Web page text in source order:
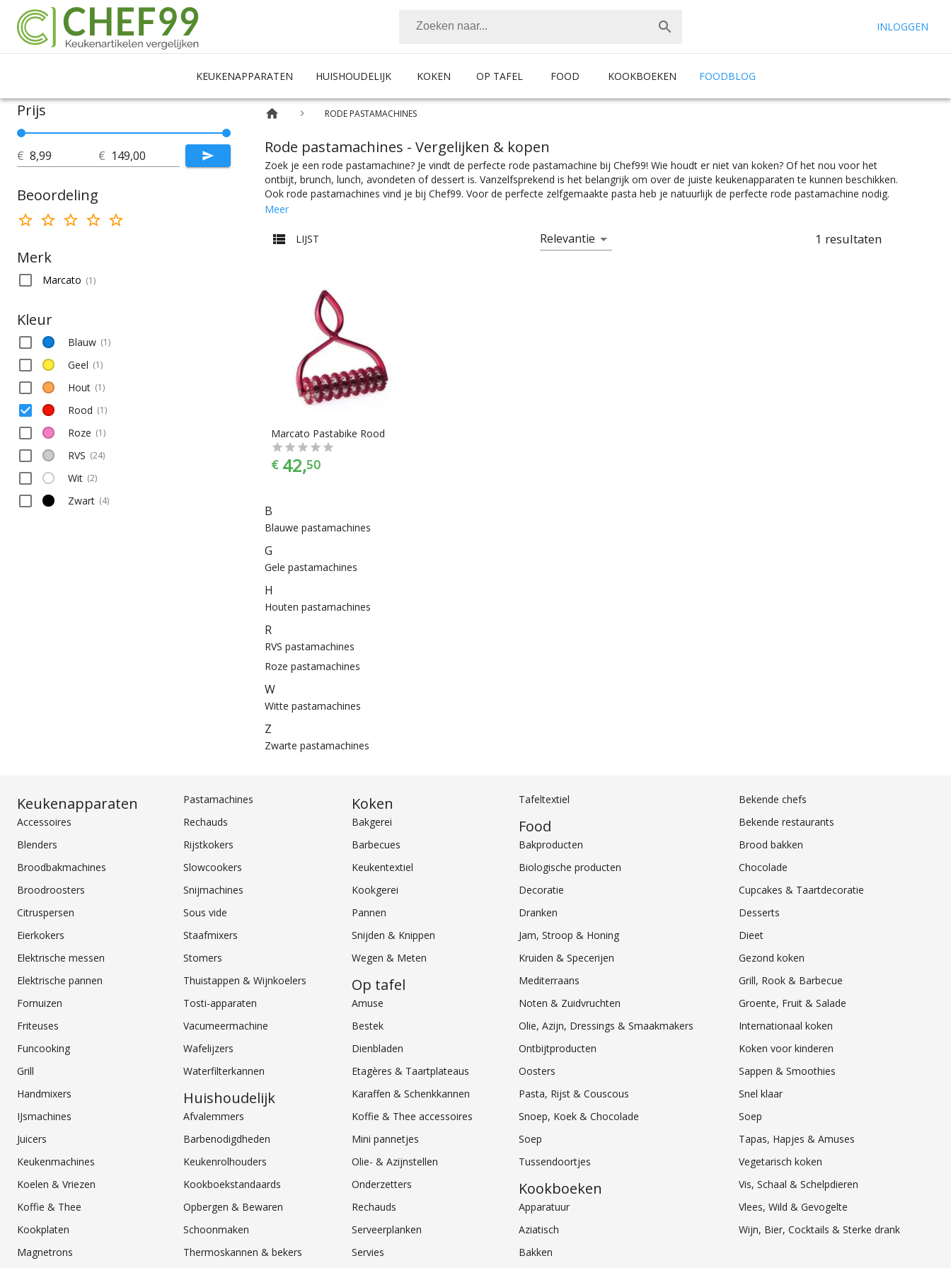
INLOGGEN
KEUKENAPPARATEN HUISHOUDELIJK KOKEN OP TAFEL FOOD KOOKBOEKEN FOODBLOG
Prijs
€ €
Beoordeling
Merk
Marcato (1)
Kleur
Blauw (1)
Geel (1)
Hout (1)
Rood (1)
Roze (1)
RVS (24)
Wit (2)
Zwart (4)
RODE PASTAMACHINES
Rode pastamachines - Vergelijken & kopen
Zoek je een rode pastamachine? Je vindt de perfecte rode pastamachine bij Chef99! Wie houdt er niet van koken? Of het nou voor het
ontbijt, brunch, lunch, avondeten of dessert is. Vanzelfsprekend is het belangrijk om over de juiste keukenapparaten te kunnen beschikken.
Ook rode pastamachines vind je bij Chef99. Voor de perfecte zelfgemaakte pasta heb je natuurlijk de perfecte rode pastamachine nodig.
Kies makkelijk het product met de juiste specificaties. Of je nou een pastamachine zoekt waar je spaghetti of tagliatelle mee maakt, of
dient de chef”. Pastamachines zijn er te vinden in alle prijscategorieën, voor ieder is er wel wat wils. En met ook nog eens de juiste
Meer
LIJST Relevantie 1 resultaten
Marcato Pastabike Rood
€ 42,50
B
Blauwe pastamachines
G
Gele pastamachines
H
Houten pastamachines
R
RVS pastamachines
Roze pastamachines
W
Witte pastamachines
Z
Zwarte pastamachines
Keukenapparaten
Accessoires
Blenders
Broodbakmachines
Broodroosters
Citruspersen
Eierkokers
Elektrische messen
Elektrische pannen
Fornuizen
Friteuses
Funcooking
Grill
Handmixers
IJsmachines
Juicers
Keukenmachines
Koelen & Vriezen
Koffie & Thee
Kookplaten
Magnetrons
Pastamachines
Rechauds
Rijstkokers
Slowcookers
Snijmachines
Sous vide
Staafmixers
Stomers
Thuistappen & Wijnkoelers
Tosti-apparaten
Vacumeermachine
Wafelijzers
Waterfilterkannen
Huishoudelijk
Afvalemmers
Barbenodigdheden
Keukenrolhouders
Kookboekstandaards
Opbergen & Bewaren
Schoonmaken
Thermoskannen & bekers
Koken
Bakgerei
Barbecues
Keukentextiel
Kookgerei
Pannen
Snijden & Knippen
Wegen & Meten
Op tafel
Amuse
Bestek
Dienbladen
Etagères & Taartplateaus
Karaffen & Schenkkannen
Koffie & Thee accessoires
Mini pannetjes
Olie- & Azijnstellen
Onderzetters
Rechauds
Serveerplanken
Servies
Tafeltextiel
Food
Bakproducten
Biologische producten
Decoratie
Dranken
Jam, Stroop & Honing
Kruiden & Specerijen
Mediterraans
Noten & Zuidvruchten
Olie, Azijn, Dressings & Smaakmakers
Ontbijtproducten
Oosters
Pasta, Rijst & Couscous
Snoep, Koek & Chocolade
Soep
Tussendoortjes
Kookboeken
Apparatuur
Aziatisch
Bakken
Bekende chefs
Bekende restaurants
Brood bakken
Chocolade
Cupcakes & Taartdecoratie
Desserts
Dieet
Gezond koken
Grill, Rook & Barbecue
Groente, Fruit & Salade
Internationaal koken
Koken voor kinderen
Sappen & Smoothies
Snel klaar
Soep
Tapas, Hapjes & Amuses
Vegetarisch koken
Vis, Schaal & Schelpdieren
Vlees, Wild & Gevogelte
Wijn, Bier, Cocktails & Sterke drank